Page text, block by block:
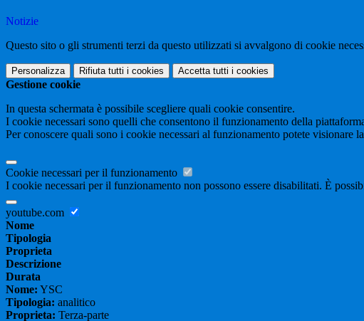
Notizie
Questo sito o gli strumenti terzi da questo utilizzati si avvalgono di cookie
Personalizza Rifiuta tutti i cookies Accetta tutti i cookies
Gestione cookie
In questa schermata è possibile scegliere quali cookie consentire.
I cookie necessari sono quelli che consentono il funzionamento della
Per conoscere quali sono i cookie necessari al funzionamento potete visionare la
Cookie necessari per il funzionamento
I cookie necessari per il funzionamento non possono essere disabilitati. È
youtube.com
Nome
Tipologia
Proprieta
Descrizione
Durata
Nome: YSC
Tipologia: analitico
Proprieta: Terza-parte